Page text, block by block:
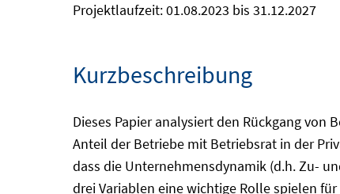
Projektlaufzeit: 01.08.2023 bis 31.12.2027
Kurzbeschreibung
Dieses Papier analysiert den Rückgang von
Anteil der Betriebe mit Betriebsrat in der
dass die Unternehmensdynamik (d.h. Zu-
drei Variablen eine wichtige Rolle spielen